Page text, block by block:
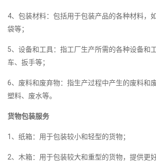
4、包装材料：包括用于包装产品的各种材料，
袋等；
5、设备和工具：指工厂生产所需的各种设备和
车、扳手等；
6、废料和废弃物：指生产过程中产生的废料和
塑料、废水等。
货物包装服务
1、纸箱：用于包装较小和轻型的货物；
2、木箱：用于包装较大和重型的货物，提供更好